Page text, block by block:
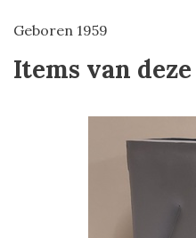
Geboren 1959
Items van